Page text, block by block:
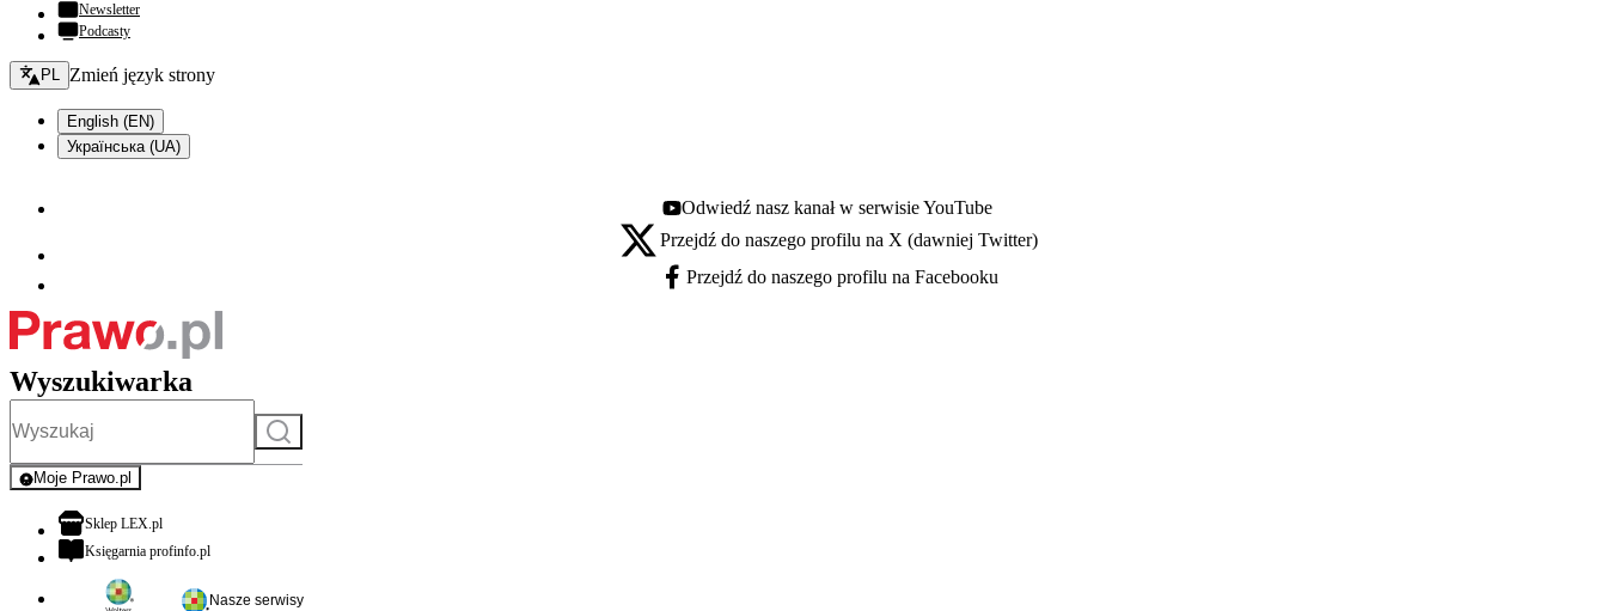
Newsletter
Podcasty
Zmień język - bieżący:
PL Zmień język strony
English (EN)
Українська (UA)
Youtube - otwiera się w nowej karcie
Odwiedź nasz kanał w serwisie YouTube
X - otwiera się w nowej karcie
Przejdź do naszego profilu na X (dawniej Twitter)
Facebook - otwiera się w nowej karcie
Przejdź do naszego profilu na Facebooku
Wyszukiwarka
Szukaj
Moje Prawo.pl
- rejestracja i logowanie do serwisu
Sklep LEX.plotwiera się w nowej karcie
Księgarnia profinfo.plotwiera się w nowej karcie
Nasze serwisy